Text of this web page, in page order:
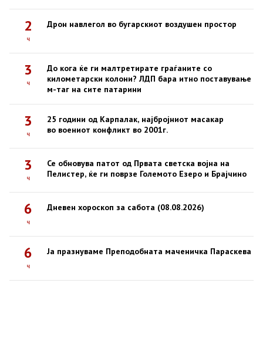
2
ч
Дрон навлегол во бугарскиот воздушен простор
3
ч
До кога ќе ги малтретирате граѓаните со
километарски колони? ЛДП бара итно поставување
м-таг на сите патарини
3
ч
25 години од Карпалак, најбројниот масакар
во воениот конфликт во 2001г.
3
ч
Се обновува патот од Првата светска војна на
Пелистер, ќе ги поврзе Големото Езеро и Брајчино
6
ч
Дневен хороскоп за сабота (08.08.2026)
6
ч
Ја празнуваме Преподобната маченичка Параскева